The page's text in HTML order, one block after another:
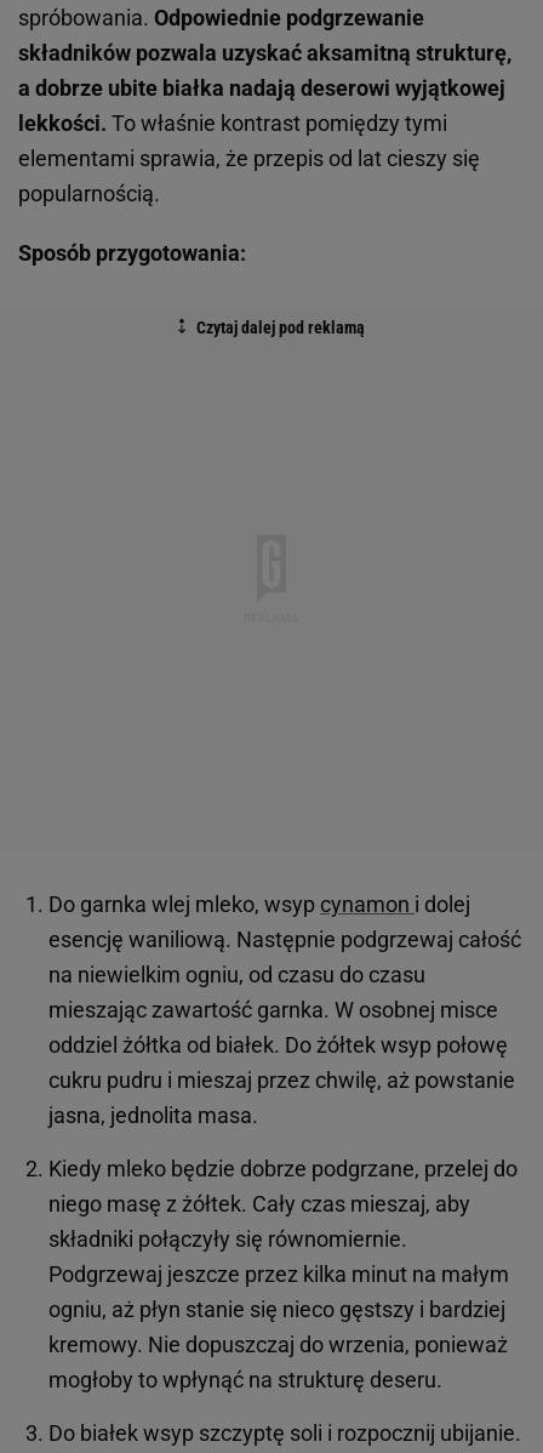
spróbowania. Odpowiednie podgrzewanie
składników pozwala uzyskać aksamitną strukturę,
a dobrze ubite białka nadają deserowi wyjątkowej
lekkości. To właśnie kontrast pomiędzy tymi
elementami sprawia, że przepis od lat cieszy się
popularnością.
Sposób przygotowania:
Do garnka wlej mleko, wsyp cynamon i dolej
esencję waniliową. Następnie podgrzewaj całość
na niewielkim ogniu, od czasu do czasu
mieszając zawartość garnka. W osobnej misce
oddziel żółtka od białek. Do żółtek wsyp połowę
cukru pudru i mieszaj przez chwilę, aż powstanie
jasna, jednolita masa.
Kiedy mleko będzie dobrze podgrzane, przelej do
niego masę z żółtek. Cały czas mieszaj, aby
składniki połączyły się równomiernie.
Podgrzewaj jeszcze przez kilka minut na małym
ogniu, aż płyn stanie się nieco gęstszy i bardziej
kremowy. Nie dopuszczaj do wrzenia, ponieważ
mogłoby to wpłynąć na strukturę deseru.
Do białek wsyp szczyptę soli i rozpocznij ubijanie.